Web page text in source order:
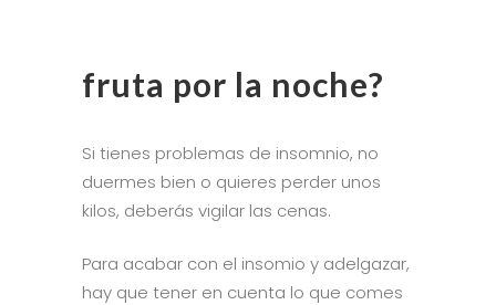
fruta por la noche?
Si tienes problemas de insomnio, no
duermes bien o quieres perder unos
kilos, deberás vigilar las cenas.
Para acabar con el insomio y adelgazar,
hay que tener en cuenta lo que comes